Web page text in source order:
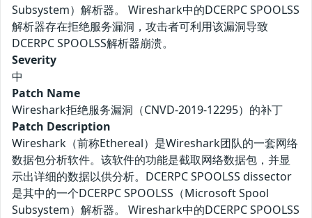
Subsystem）解析器。 Wireshark中的DCERPC SPOOLSS
解析器存在拒绝服务漏洞，攻击者可利用该漏洞导致
DCERPC SPOOLSS解析器崩溃。
Severity
中
Patch Name
Wireshark拒绝服务漏洞（CNVD-2019-12295）的补丁
Patch Description
Wireshark（前称Ethereal）是Wireshark团队的一套网络
数据包分析软件。该软件的功能是截取网络数据包，并显
示出详细的数据以供分析。DCERPC SPOOLSS dissector
是其中的一个DCERPC SPOOLSS（Microsoft Spool
Subsystem）解析器。 Wireshark中的DCERPC SPOOLSS